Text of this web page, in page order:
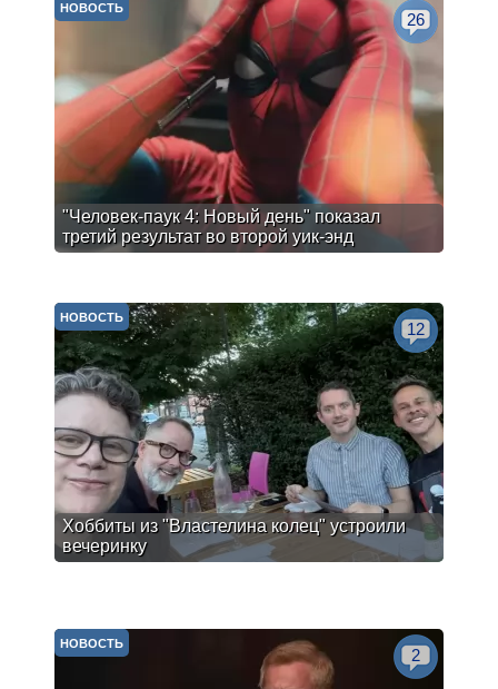
"Человек-паук 4: Новый день" показал
третий результат во второй уик-энд
НОВОСТЬ
26
Хоббиты из "Властелина колец" устроили
вечеринку
НОВОСТЬ
12
НОВОСТЬ
2